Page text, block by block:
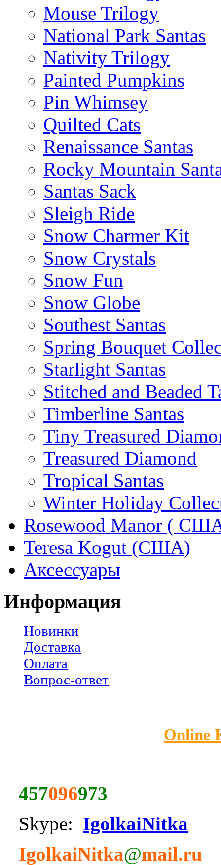
Mouse Trilogy
National Park Santas
Nativity Trilogy
Painted Pumpkins
Pin Whimsey
Quilted Cats
Renaissance Santas
Rocky Mountain
Santas Sack
Sleigh Ride
Snow Charmer Kit
Snow Crystals
Snow Fun
Snow Globe
Southest Santas
Spring Bouquet
Starlight Santas
Stitched and Beaded
Timberline Santas
Tiny Treasured
Treasured Diamond
Tropical Santas
Winter Holiday
Rosewood Manor (
Teresa Kogut (США)
Аксессуары
Информация
Новинки
Доставка
Оплата
Вопрос-ответ
Online
457096973
Skype: IgolkaiNitka
IgolkaiNitka@mail.ru